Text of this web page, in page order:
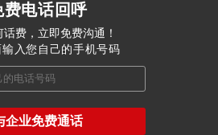
费电话回呼
费，立即免费沟通！
入您自己的手机号码
企业免费通话